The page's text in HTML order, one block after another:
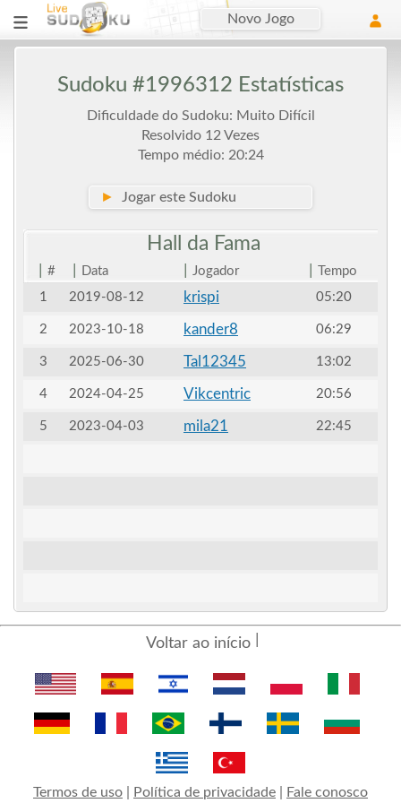
Novo Jogo
Sudoku #1996312 Estatísticas
Dificuldade do Sudoku: Muito Difícil
Resolvido 12 Vezes
Tempo médio: 20:24
► Jogar este Sudoku
Hall da Fama
# Data Jogador
Tempo
1
2019-08-12 krispi 05:20
2 2023-10-18 kander8 06:29
3 2025-06-30 Tal12345 13:02
4 2024-04-25 Vikcentric 20:56
5 2023-04-03 mila21 22:45
Voltar ao início
Termos de uso Política de privacidade Fale conosco